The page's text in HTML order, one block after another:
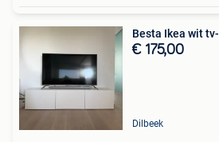
Besta Ikea wit
€ 175,00
Dilbeek